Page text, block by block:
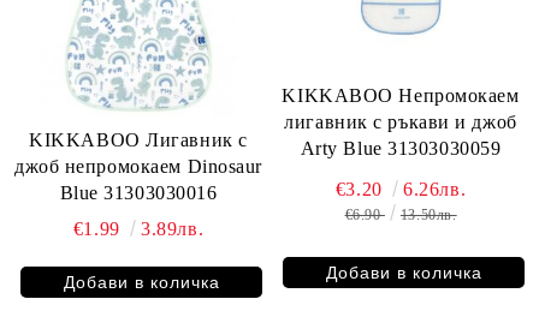
KIKKABOO Лигавник с
джоб непромокаем Dinosaur
Blue 31303030016
€1.99
3.89лв.
KIKKABOO Непромокаем
лигавник с ръкави и джоб
Arty Blue 31303030059
€3.20 6.26лв.
€6.90 13.50лв.